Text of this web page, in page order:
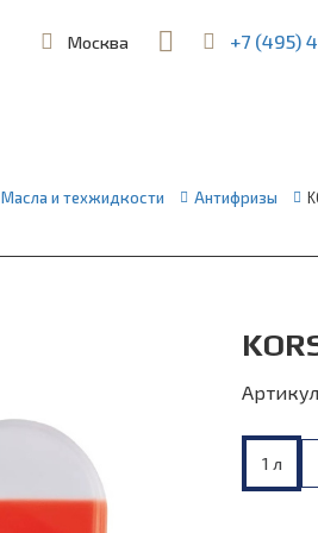
Москва ул. Шереметьевская,
+7 (495)
Масла и техжидкости Антифризы
1 л